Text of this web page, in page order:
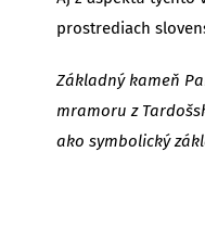
prostrediach
Základný kameň
mramoru z
ako symbolický